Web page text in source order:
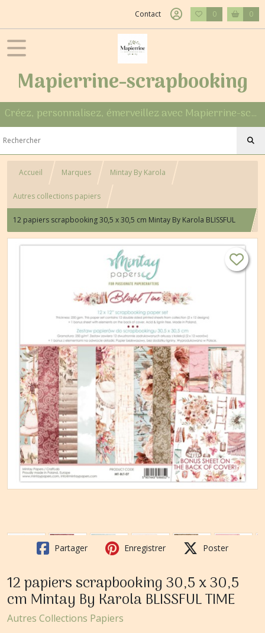
Contact 0 0
Mapierrine-scrapbooking
Créez, personnalisez, émerveillez avec Mapierrine-scrapbooking
Accueil Marques Mintay By Karola
Autres collections papiers
12 papiers scrapbooking 30,5 x 30,5 cm Mintay By Karola BLISSFUL
TIME
Partager Enregistrer Poster
12 papiers scrapbooking 30,5 x 30,5
cm Mintay By Karola BLISSFUL TIME
Autres Collections Papiers